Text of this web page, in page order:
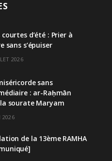
d’été : Prier à
sans s’épuiser
2026
sans
: ar-Raḥmān
sourate Maryam
2026
de la 13ème RAMHA